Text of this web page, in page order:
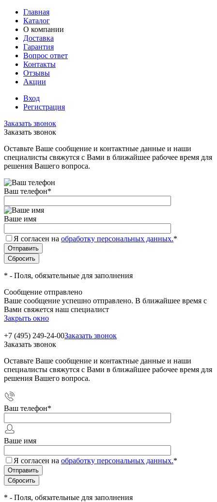
Главная
Каталог
О компании
Доставка
Гарантия
Вопрос ответ
Контакты
Отзывы
Акции
Вход
Регистрация
Заказать звонок
Заказать звонок
Оставьте Ваше сообщение и контактные данные и наши
специалисты свяжутся с Вами в ближайшее рабочее время для
решения Вашего вопроса.
Ваш телефон*
Ваше имя
Я согласен на обработку персональных данных.*
* - Поля, обязательные для заполнения
Сообщение отправлено
Ваше сообщение успешно отправлено. В ближайшее время с
Вами свяжется наш специалист
Закрыть окно
+7 (495) 249-24-00Заказать звонок
Заказать звонок
Оставьте Ваше сообщение и контактные данные и наши
специалисты свяжутся с Вами в ближайшее рабочее время для
решения Вашего вопроса.
Ваш телефон*
Ваше имя
Я согласен на обработку персональных данных.*
* - Поля, обязательные для заполнения